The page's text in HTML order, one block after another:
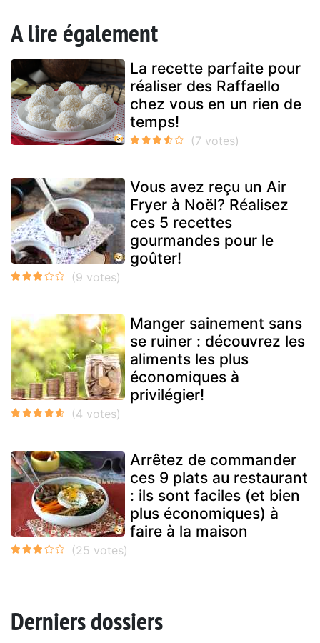
A lire également
La recette parfaite pour
réaliser des Raffaello
chez vous en un rien de
temps!
Vous avez reçu un Air
Fryer à Noël? Réalisez
ces 5 recettes
gourmandes pour le
goûter!
Manger sainement sans
se ruiner : découvrez les
aliments les plus
économiques à
privilégier!
Arrêtez de commander
ces 9 plats au restaurant
: ils sont faciles (et bien
plus économiques) à
faire à la maison
Derniers dossiers